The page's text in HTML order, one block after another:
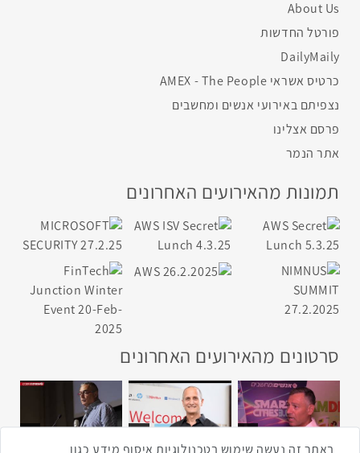
About Us
פורטל החדשות
DailyMaily
כרטיס אשראי AMEX - The People
נצפיתם באירועי אנשים ומחשבים
פרסם אצלינו
אתר הנמר
תמונות מהאירועים האחרונים
סרטונים מהאירועים האחרונים
4:00
2:33
1:43
באתר זה נעשה שימוש בטכנולוגיות איסוף מידע כגון